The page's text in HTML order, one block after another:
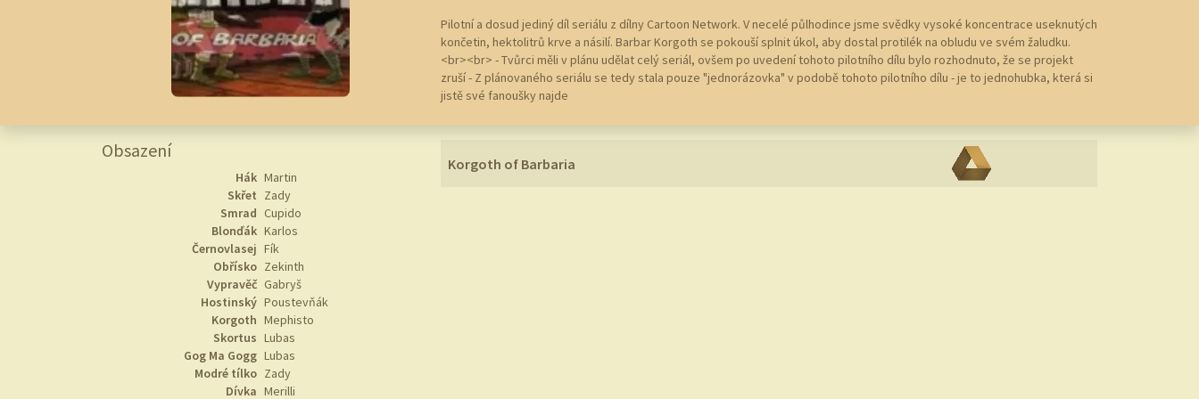
Pilotní a dosud jediný díl seriálu z dílny Cartoon Network. V necelé půlhodince jsme svědky vysoké koncentrace useknutých
končetin, hektolitrů krve a násilí. Barbar Korgoth se pokouší splnit úkol, aby dostal protilék na obludu ve svém žaludku.
<br><br> - Tvůrci měli v plánu udělat celý seriál, ovšem po uvedení tohoto pilotního dílu bylo rozhodnuto, že se projekt
zruší - Z plánovaného seriálu se tedy stala pouze "jednorázovka" v podobě tohoto pilotního dílu - je to jednohubka, která si
jistě své fanoušky najde
Obsazení
Hák Martin
Skřet Zady
Smrad Cupido
Blonďák Karlos
Černovlasej Fík
Obřísko Zekinth
Vypravěč Gabryš
Hostinský Poustevňák
Korgoth Mephisto
Skortus Lubas
Gog Ma Gogg Lubas
Modré tílko Zady
Dívka Merilli
Korgoth of Barbaria